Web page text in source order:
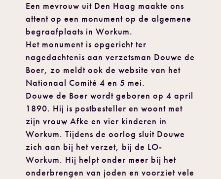
Een mevrouw uit Den Haag maakte ons
attent op een monument op de algemene
begraafplaats in Workum.
Het monument is opgericht ter
nagedachtenis aan verzetsman Douwe de
Boer, zo meldt ook de website van het
Nationaal Comité 4 en 5 mei.
Douwe de Boer wordt geboren op 4 april
1890. Hij is postbesteller en woont met
zijn vrouw Afke en vier kinderen in
Workum. Tijdens de oorlog sluit Douwe
zich aan bij het verzet, bij de LO-
Workum. Hij helpt onder meer bij het
onderbrengen van joden en voorziet vele